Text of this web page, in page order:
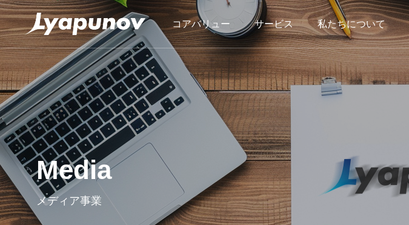
コアバリュー サービス 私たちについて
SERVICE
サービス
Assessment
アセスメント事業
Media
メディア事業